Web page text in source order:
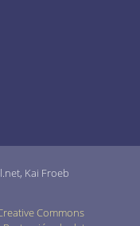
Kai Froeb
Commons